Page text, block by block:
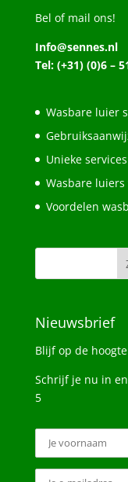
Bel of mail ons!
Info@sennes.nl
Tel: (+31) (0)6 –
Wasbare luier
Unieke services
Wasbare
Voordelen
Nieuwsbrief
Blijf op de
Schrijf je nu in
5